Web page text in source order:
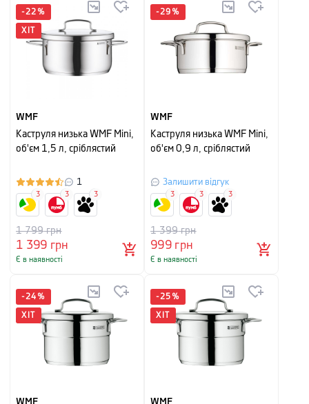
-22 %
ХІТ
WMF
Каструля низька WMF Mini,
об'єм 1,5 л, сріблястий
1
1 399 грн
1 799грн
Є в наявності
3 3 3
-29 %
WMF
Каструля низька WMF Mini,
об'єм 0,9 л, сріблястий
Залишити відгук
999грн
1 399грн
Є в наявності
3 3 3
-24 %
ХІТ
WMF
-25 %
ХІТ
WMF